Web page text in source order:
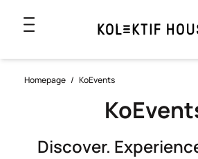
Homepage / KoEvents
Discover.